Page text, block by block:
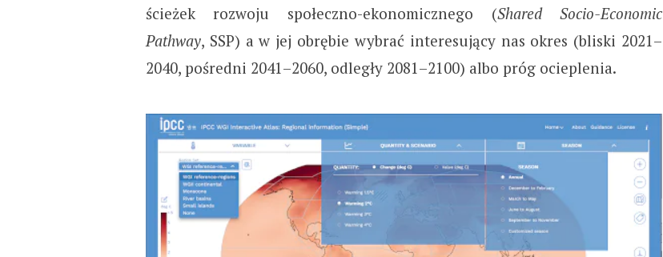
ścieżek rozwoju społeczno-ekonomicznego (Shared Socio-Economic
Pathway, SSP) a w jej obrębie wybrać interesujący nas okres (bliski 2021–
2040, pośredni 2041–2060, odległy 2081–2100) albo próg ocieplenia.